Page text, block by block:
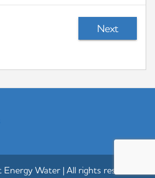
Water | All rights reserved.